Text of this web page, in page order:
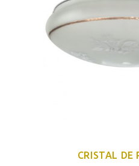
CRISTAL DE